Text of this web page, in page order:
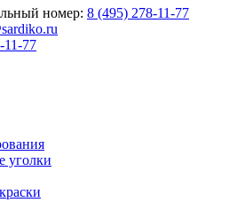
номер: 8 (495) 278-11-77
11-77
уголки